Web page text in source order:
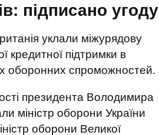
підписано угоду
уклали міжурядову
кредитної підтримки в
оборонних спроможностей.
президента Володимира
міністр оборони України
оборони Великої